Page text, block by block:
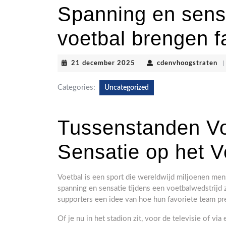
Spanning en
voetbal brengen
21 december 2025 21
2025
cdenvhoogstraten
Categories: Uncategorized
Tussenstanden
Sensatie op het
Voetbal is een sport die wereldwijd miljoenen
spanning en sensatie tijdens een voetbalwedstrijd
supporters een idee van hoe hun favoriete team
Of je nu in het stadion zit, voor de televisie of via